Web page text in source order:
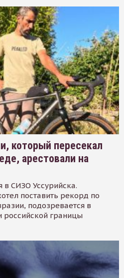
который пересекал
арестовали на
в СИЗО Уссурийска.
поставить рекорд по
подозревается в
российской границы